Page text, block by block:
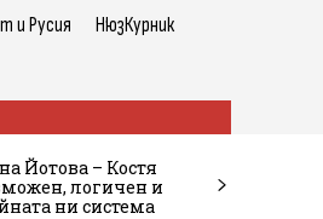
и Русия НюзКурник
Йотова – Костя
логичен и
ни система